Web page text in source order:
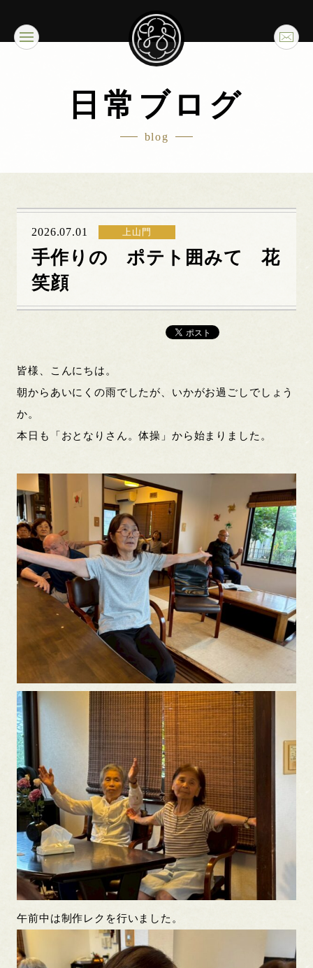
日常ブログ
blog
2026.07.01 上山門
手作りの ポテト囲みて 花
笑顔
皆様、こんにちは。
朝からあいにくの雨でしたが、いかがお過ごしでしょう
か。
本日も「おとなりさん。体操」から始まりました。
午前中は制作レクを行いました。